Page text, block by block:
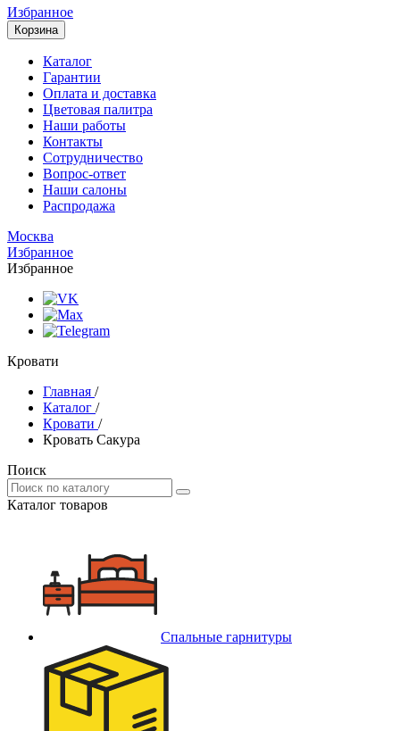
Избранное
Корзина
Каталог
Гарантии
Оплата и доставка
Цветовая палитра
Наши работы
Контакты
Сотрудничество
Вопрос-ответ
Наши салоны
Распродажа
Москва
Избранное
Избранное
Кровати
Главная /
Каталог /
Кровати /
Кровать Сакура
Поиск
Каталог товаров
Спальные гарнитуры